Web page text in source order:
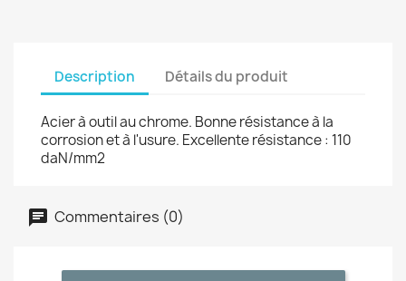
Description Détails du produit
Acier à outil au chrome. Bonne résistance à la
corrosion et à l'usure. Excellente résistance : 110
daN/mm2
Commentaires (0)